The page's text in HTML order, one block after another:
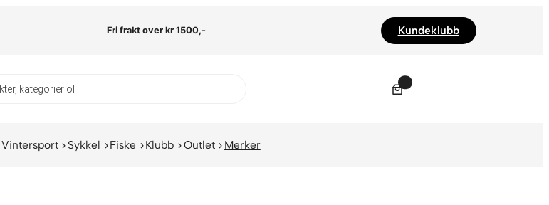
Fri frakt over kr 1500,- Kundeklubb
Vintersport Sykkel Fiske Klubb Outlet Merker